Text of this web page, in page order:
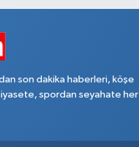
son dakika haberleri, köşe
spordan seyahate her